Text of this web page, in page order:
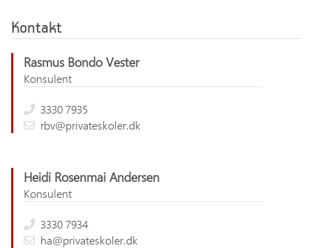
Kontakt
Rasmus Bondo Vester
Konsulent
3330 7935
rbv@privateskoler.dk
Heidi Rosenmai Andersen
Konsulent
3330 7934
ha@privateskoler.dk